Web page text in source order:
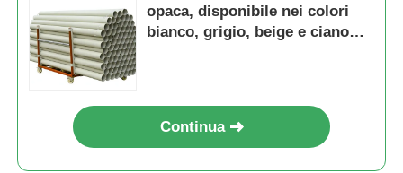
opaca, disponibile nei colori
bianco, grigio, beige e ciano
Continua